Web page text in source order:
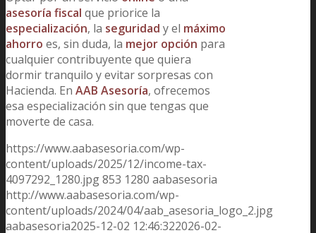
asesoría fiscal que priorice la
especialización, la seguridad y el máximo
ahorro es, sin duda, la mejor opción para
cualquier contribuyente que quiera
dormir tranquilo y evitar sorpresas con
Hacienda. En AAB Asesoría, ofrecemos
esa especialización sin que tengas que
moverte de casa.
https://www.aabasesoria.com/wp-
content/uploads/2025/12/income-tax-
4097292_1280.jpg853 1280 aabasesoria
http://www.aabasesoria.com/wp-
content/uploads/2024/04/aab_asesoria_logo_2.jpg
aabasesoria2025-12-02 12:46:322026-02-